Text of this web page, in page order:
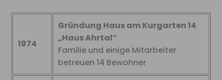
1974
Gründung Haus am Kurgarten 14
„Haus Ahrtal“
Familie und einige Mitarbeiter
betreuen 14 Bewohner